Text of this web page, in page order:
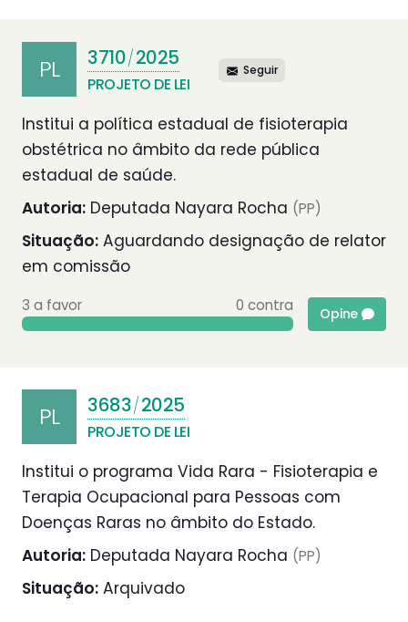
PL 3710/2025
PROJETO DE LEI
Seguir
Institui a política estadual de fisioterapia
obstétrica no âmbito da rede pública
estadual de saúde.
Autoria: Deputada Nayara Rocha (PP)
Situação: Aguardando designação de relator
em comissão
3 a favor 0 contra Opine
PL 3683/2025
PROJETO DE LEI
Institui o programa Vida Rara - Fisioterapia e
Terapia Ocupacional para Pessoas com
Doenças Raras no âmbito do Estado.
Autoria: Deputada Nayara Rocha (PP)
Situação: Arquivado